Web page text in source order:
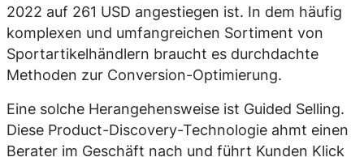
2022 auf 261 USD angestiegen ist. In dem häufig
komplexen und umfangreichen Sortiment von
Sportartikelhändlern braucht es durchdachte
Methoden zur Conversion-Optimierung.
Eine solche Herangehensweise ist Guided Selling.
Diese Product-Discovery-Technologie ahmt einen
Berater im Geschäft nach und führt Kunden Klick